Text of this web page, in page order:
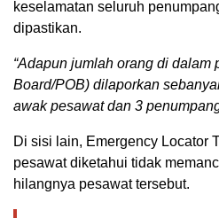
keselamatan seluruh
dipastikan.
“Adapun jumlah orang di dalam
Board/POB) dilaporkan
awak pesawat dan 3
Di sisi lain, Emergency Locator
pesawat diketahui tidak
hilangnya pesawat tersebut.